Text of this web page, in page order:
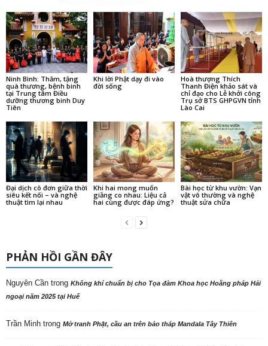
Ninh Bình: Thăm, tặng
quà thương, bệnh binh
tại Trung tâm Điều
dưỡng thương binh Duy
Tiên
Khi lời Phật dạy đi vào
đời sống
Hoà thượng Thích
Thanh Điện khảo sát và
chỉ đạo cho Lễ khởi công
Trụ sở BTS GHPGVN tỉnh
Lào Cai
Đại dịch cô đơn giữa thời
siêu kết nối – và nghệ
thuật tìm lại nhau
Khi hai mong muốn
giằng co nhau: Liệu cả
hai cùng được đáp ứng?
Bài học từ khu vườn: Vạn
vật vô thường và nghệ
thuật sửa chữa
PHẢN HỒI GẦN ĐÂY
Nguyên Cần trong Không khí chuẩn bị cho Tọa đàm Khoa học Hoằng pháp Hải
ngoại năm 2025 tại Huế
Trần Minh trong Mở tranh Phật, cầu an trên bảo tháp Mandala Tây Thiên